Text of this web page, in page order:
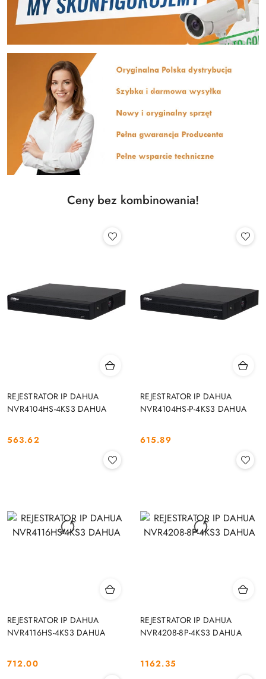
Ceny bez kombinowania!
REJESTRATOR IP DAHUA
NVR4104HS-4KS3 DAHUA
Cena:
563.62
REJESTRATOR IP DAHUA
NVR4104HS-P-4KS3 DAHUA
Cena:
615.89
REJESTRATOR IP DAHUA
NVR4116HS-4KS3 DAHUA
Cena:
712.00
REJESTRATOR IP DAHUA
NVR4208-8P-4KS3 DAHUA
Cena:
1162.35